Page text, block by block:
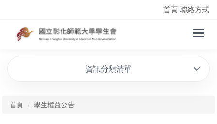
首頁 聯絡方式
資訊分類清單
首頁 學生權益公告